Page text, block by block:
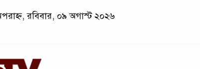
রবিবার, ০৯ অগাস্ট ২০২৬